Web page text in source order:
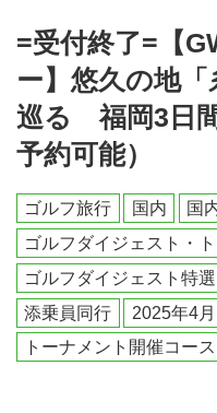
=受付終了=【
ー】悠久の地
巡る 福岡3日
予約可能）
ゴルフ旅行 国内
国
ゴルフダイジェスト・
ゴルフダイジェスト特選
添乗員同行
2025年4
トーナメント開催コース